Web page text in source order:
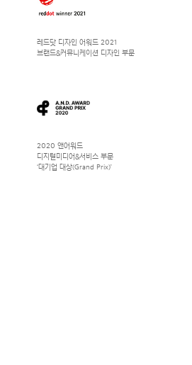
레드닷 디자인 어워드 2021
브랜드&커뮤니케이션 디자인 부문
2020 앤어워드
디지털미디어&서비스 부문
‘대기업 대상(Grand Prix)’